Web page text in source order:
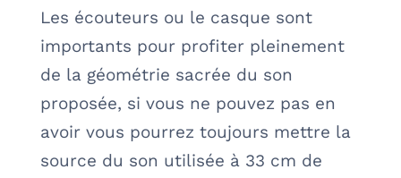
Les écouteurs ou le casque sont
importants pour profiter pleinement
de la géométrie sacrée du son
proposée, si vous ne pouvez pas en
avoir vous pourrez toujours mettre la
source du son utilisée à 33 cm de